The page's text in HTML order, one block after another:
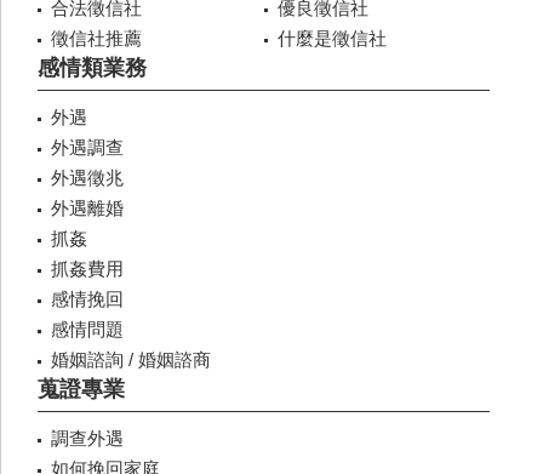
合法徵信社
優良徵信社
徵信社推薦
什麼是徵信社
感情類業務
外遇
外遇調查
外遇徵兆
外遇離婚
抓姦
抓姦費用
感情挽回
感情問題
婚姻諮詢 / 婚姻諮商
蒐證專業
調查外遇
如何挽回家庭